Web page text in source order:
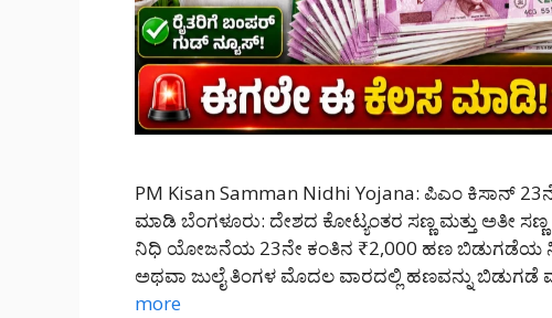
PM Kisan Samman Nidhi Yojana: ಪಿಎಂ ಕಿಸಾನ್
ಮಾಡಿ ಬೆಂಗಳೂರು: ದೇಶದ ಕೋಟ್ಯಂತರ ಸಣ್ಣ ಮತ್ತು ಅತೀ
ನಿಧಿ ಯೋಜನೆಯ 23ನೇ ಕಂತಿನ ₹2,000 ಹಣ ಬಿಡುಗಡೆಯ
ಅಥವಾ ಜುಲೈ ತಿಂಗಳ ಮೊದಲ ವಾರದಲ್ಲಿ ಹಣವನ್ನು
more